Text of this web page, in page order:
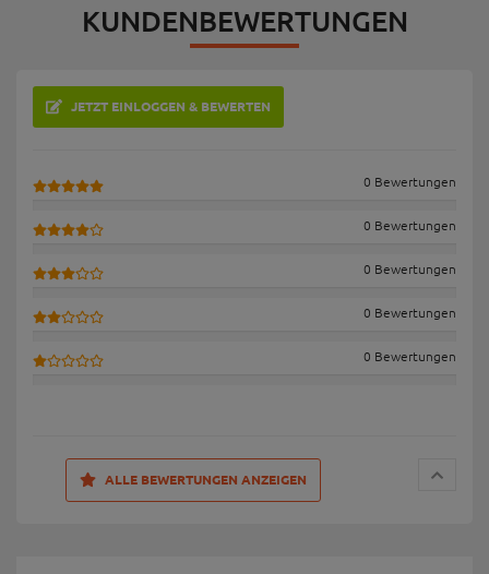
KUNDENBEWERTUNGEN
JETZT EINLOGGEN & BEWERTEN
0 Bewertungen
0 Bewertungen
0 Bewertungen
0 Bewertungen
0 Bewertungen
ALLE BEWERTUNGEN ANZEIGEN